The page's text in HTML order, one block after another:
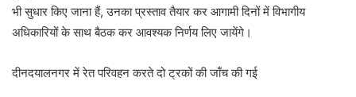
भी सुधार किए जाना हैं, उनका प्रस्ताव तैयार कर आगामी दिनों में विभागीय
अधिकारियों के साथ बैठक कर आवश्यक निर्णय लिए जायेंगे।
दीनदयालनगर में रेत परिवहन करते दो ट्रकों की जाँच की गई